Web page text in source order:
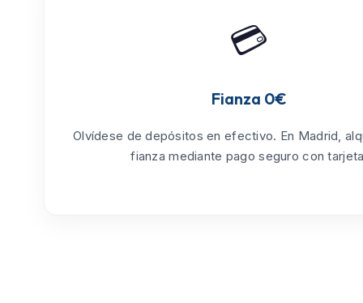
💳
Fianza 0€
Olvídese de depósitos en efectivo. En Madrid,
fianza mediante pago seguro con